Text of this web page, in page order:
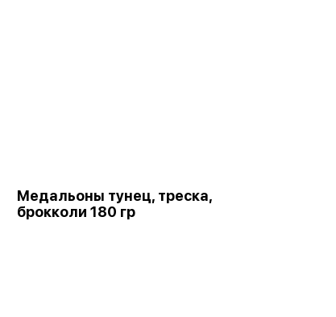
Медальоны тунец, треска,
брокколи 180 гр